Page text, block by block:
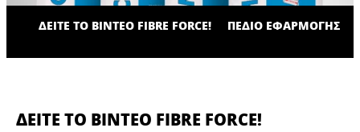
ΔΕΙΤΕ ΤΟ ΒΙΝΤΕΟ FIBRE FORCE! ΠΕΔΙΟ ΕΦΑΡΜΟΓΗΣ
ΔΕΙΤΕ ΤΟ ΒΙΝΤΕΟ FIBRE FORCE!